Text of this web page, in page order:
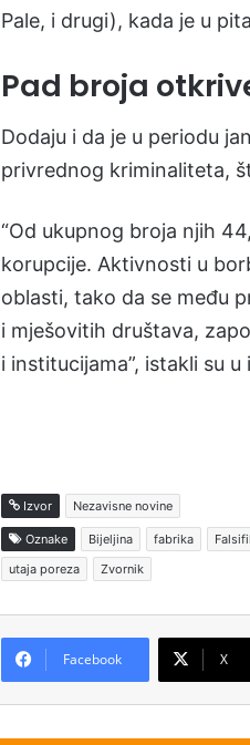
Pale, i drugi), kada je u
Pad broja
Dodaju i da je u periodu
privrednog kriminaliteta,
“Od ukupnog broja njih
korupcije. Aktivnosti u
oblasti, tako da se među
i mješovitih društava,
i institucijama”, istakli su
Izvor Nezavisne novine
Oznake Bijeljina fabrika
utaja poreza
Zvornik
Facebook X